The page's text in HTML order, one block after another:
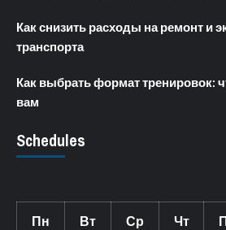
Как снизить расходы на ремонт и
транспорта
Как выбрать формат тренировок:
вам
Schedules
Пн Вт Ср Чт